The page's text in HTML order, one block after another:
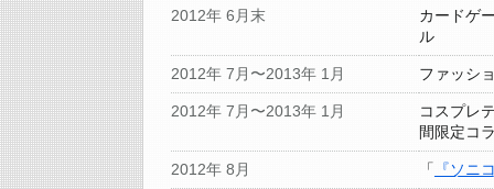
2012年 6月末
カードゲ
ル
2012年 7月〜2013年 1月 ファッシ
2012年 7月〜2013年 1月
コスプレ
間限定コ
2012年 8月 「 『ソニ